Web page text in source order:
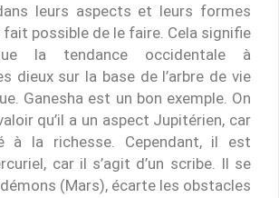
leurs aspects et leurs formes
fait possible de le faire. Cela signifie
la tendance occidentale à
dieux sur la base de l’arbre de vie
Ganesha est un bon exemple. On
qu’il a un aspect Jupitérien, car
à la richesse. Cependant, il est
car il s’agit d’un scribe. Il se
(Mars), écarte les obstacles